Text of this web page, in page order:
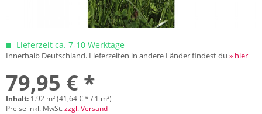
Lieferzeit ca. 7-10 Werktage
Innerhalb Deutschland. Lieferzeiten in andere Länder findest du » hier
79,95 € *
Inhalt: 1.92 m² (41,64 € * / 1 m²)
Preise inkl. MwSt.zzgl. Versand